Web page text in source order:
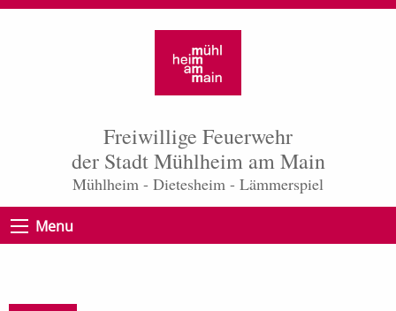
Freiwillige Feuerwehr
der Stadt Mühlheim am Main
Mühlheim - Dietesheim - Lämmerspiel
Menu